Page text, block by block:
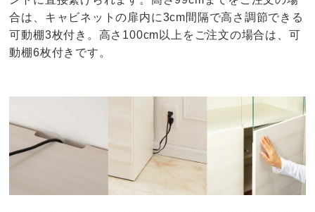
合は、キャビネットの扉内に3cm間隔で高さ調節できる
可動棚3枚付き。高さ100cm以上をご注文の場合は、可
動棚6枚付きです。